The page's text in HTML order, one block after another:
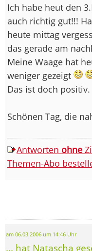
Ich habe heut den
auch richtig gut!!!
heute mittag
das gerade am
Meine Waage hat
weniger gezeigt
Das ist doch positiv.
Schönen Tag, die
Antworten ohne
Themen-Abo
am 06.03.2006 um 14:46 Uhr
... hat Natascha